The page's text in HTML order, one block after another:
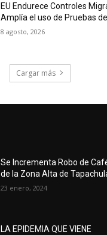
EU Endurece Controles
Amplía el uso de Pruebas
8 agosto, 2026
Cargar más
Se Incrementa Robo de
de la Zona Alta de
23 enero, 2024
LA EPIDEMIA QUE VIENE